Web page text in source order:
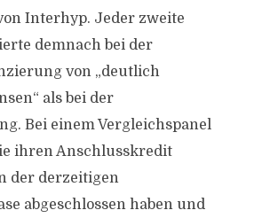
Interhyp. Jeder zweite
demnach bei der
von „deutlich
als bei der
Bei einem Vergleichspanel
ihren Anschlusskredit
der derzeitigen
abgeschlossen haben und